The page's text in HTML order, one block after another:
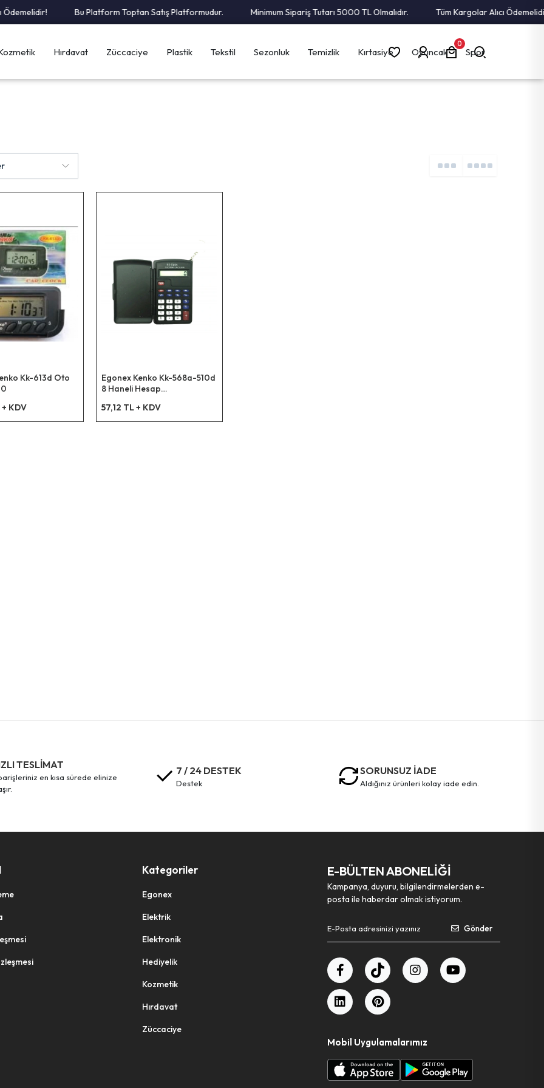
Bu Platform Toptan Satış Platformudur. Minimum Sipariş Tutarı 5000 TL Olmalıdır. Tüm Kargolar Alıcı Ödemelidir!
Hırdavat Züccaciye Plastik Tekstil Sezonluk Temizlik Kırtasiye Oyuncak Spor
0
Kk-613d Oto
KDV
Egonex Kenko Kk-568a-510d
8 Haneli Hesap
57,12 TL + KDV
TESLİMAT 7 / 24 DESTEK
destek
SORUNSUZ İADE
aldığınız ürünleri kolay iade edin.
Kategoriler
Egonex
Elektrik
Elektronik
Hediyelik
Kozmetik
Hırdavat
Züccaciye
E-BÜLTEN ABONELİĞİ
Kampanya, duyuru, bilgilendirmelerden e-
posta ile haberdar olmak istiyorum.
Gönder
Mobil Uygulamalarımız